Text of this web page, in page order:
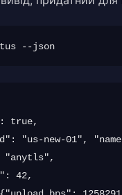
true,
"us-new-01",
"anytls",
42,